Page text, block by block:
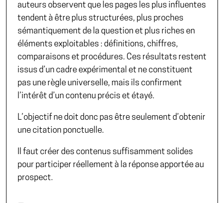
auteurs observent que les pages les plus influentes
tendent à être plus structurées, plus proches
sémantiquement de la question et plus riches en
éléments exploitables : définitions, chiffres,
comparaisons et procédures. Ces résultats restent
issus d’un cadre expérimental et ne constituent
pas une règle universelle, mais ils confirment
l’intérêt d’un contenu précis et étayé.
L’objectif ne doit donc pas être seulement d’obtenir
une citation ponctuelle.
Il faut créer des contenus suffisamment solides
pour participer réellement à la réponse apportée au
prospect.